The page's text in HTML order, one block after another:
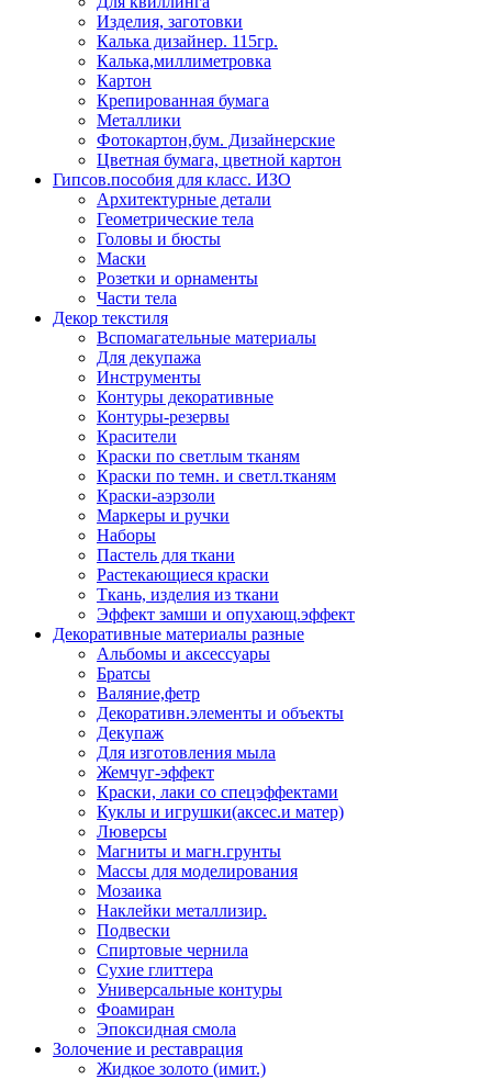
Изделия, заготовки
Калька дизайнер. 115гр.
Калька,миллиметровка
Картон
Крепированная бумага
Металлики
Фотокартон,бум. Дизайнерские
Цветная бумага, цветной картон
Гипсов.пособия для класс. ИЗО
Архитектурные детали
Геометрические тела
Головы и бюсты
Маски
Розетки и орнаменты
Части тела
Декор текстиля
Вспомагательные материалы
Для декупажа
Инструменты
Контуры декоративные
Контуры-резервы
Красители
Краски по светлым тканям
Краски по темн. и светл.тканям
Краски-аэрзоли
Маркеры и ручки
Наборы
Пастель для ткани
Растекающиеся краски
Ткань, изделия из ткани
Эффект замши и опухающ.эффект
Декоративные материалы разные
Альбомы и аксессуары
Братсы
Валяние,фетр
Декоративн.элементы и объекты
Декупаж
Для изготовления мыла
Жемчуг-эффект
Краски, лаки со спецэффектами
Куклы и игрушки(аксес.и матер)
Люверсы
Магниты и магн.грунты
Массы для моделирования
Мозаика
Наклейки металлизир.
Подвески
Спиртовые чернила
Сухие глиттера
Универсальные контуры
Фоамиран
Эпоксидная смола
Золочение и реставрация
Жидкое золото (имит.)